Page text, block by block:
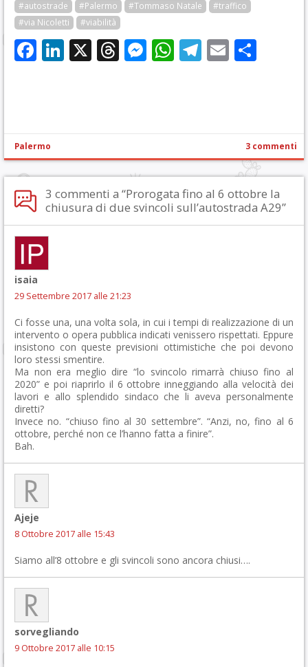
#autostrade #Palermo #Tommaso Natale
#traffico
#via Nicoletti
#viabilità
Facebook
LinkedIn
X Threads
Messenger
WhatsApp
Telegram
Email
Palermo 3 commenti
3 commenti a “Prorogata fino al 6 ottobre la
chiusura di due svincoli sull’autostrada A29”
isaia
29 Settembre 2017 alle 21:23
Ci fosse una, una volta sola, in cui i tempi di realizzazione di un
intervento o opera pubblica indicati venissero rispettati. Eppure
insistono con queste previsioni ottimistiche che poi devono
loro stessi smentire.
Ma non era meglio dire “lo svincolo rimarrà chiuso fino al
2020” e poi riaprirlo il 6 ottobre inneggiando alla velocità dei
lavori e allo splendido sindaco che li aveva personalmente
diretti?
Invece no. “chiuso fino al 30 settembre”. “Anzi, no, fino al 6
ottobre, perché non ce l’hanno fatta a finire”.
Bah.
Ajeje
8 Ottobre 2017 alle 15:43
Siamo all’8 ottobre e gli svincoli sono ancora chiusi….
sorvegliando
9 Ottobre 2017 alle 10:15